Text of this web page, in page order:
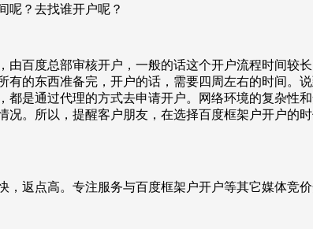
呢？去找谁开户呢？
百度总部审核开户，一般的话这个开户流程时间较
的东西准备完，开户的话，需要四周左右的时间。
是通过代理的方式去申请开户。网络环境的复杂性
。所以，提醒客户朋友，在选择百度框架户开户的
返点高。专注服务与百度框架户开户等其它媒体竞